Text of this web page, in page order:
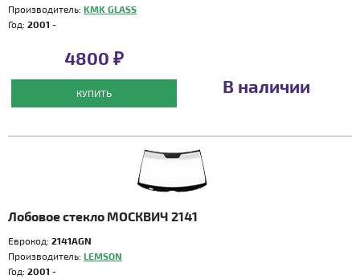
Производитель: KMK GLASS
Год: 2001 -
4800 ₽
КУПИТЬ В наличии
Лобовое стекло МОСКВИЧ 2141
Еврокод: 2141AGN
Производитель: LEMSON
Год: 2001 -